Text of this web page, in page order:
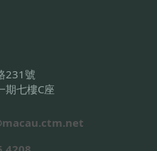
231號
期七樓C座